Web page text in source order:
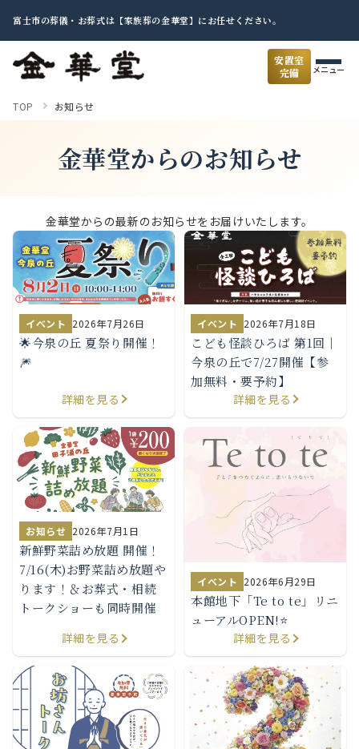
富士市の葬儀・お葬式は【家族葬の金華堂】にお任せください。
安置室
完備
メニュー
TOP お知らせ
金華堂からのお知らせ
金華堂からの最新のお知らせをお届けいたします。
イベント 2026年7月26日
🌟今泉の丘 夏祭り開催！
🎆
詳細を見る
イベント 2026年7月18日
こども怪談ひろば 第1回｜
今泉の丘で7/27開催【参
加無料・要予約】
詳細を見る
お知らせ 2026年7月1日
新鮮野菜詰め放題 開催！
7/16(木)お野菜詰め放題や
ります！＆お葬式・相続
トークショーも同時開催
詳細を見る
イベント 2026年6月29日
本館地下「Te to te」リニ
ューアルOPEN!⭐️
詳細を見る